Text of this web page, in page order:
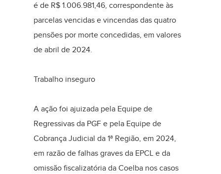
é de R$ 1.006.981,46, correspondente às
parcelas vencidas e vincendas das quatro
pensões por morte concedidas, em valores
de abril de 2024.
Trabalho inseguro
A ação foi ajuizada pela Equipe de
Regressivas da PGF e pela Equipe de
Cobrança Judicial da 1ª Região, em 2024,
em razão de falhas graves da EPCL e da
omissão fiscalizatória da Coelba nos casos